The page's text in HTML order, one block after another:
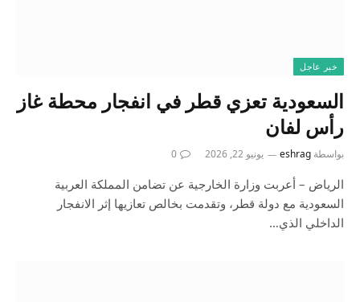
خبر عاجل
السعودية تعزي قطر في انفجار محطة غاز
رأس لفان
بواسطة eshrag يونيو 22, 2026 0
الرياض – أعربت وزارة الخارجية عن تضامن المملكة العربية
السعودية مع دولة قطر، وتقدمت بخالص تعازيها إثر الانفجار
الداخلي الذي…